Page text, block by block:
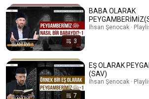
3
BABA OLARAK
İhsan Şenocak ·
7
EŞ OLARAK
(SAV)
İhsan Şenocak ·